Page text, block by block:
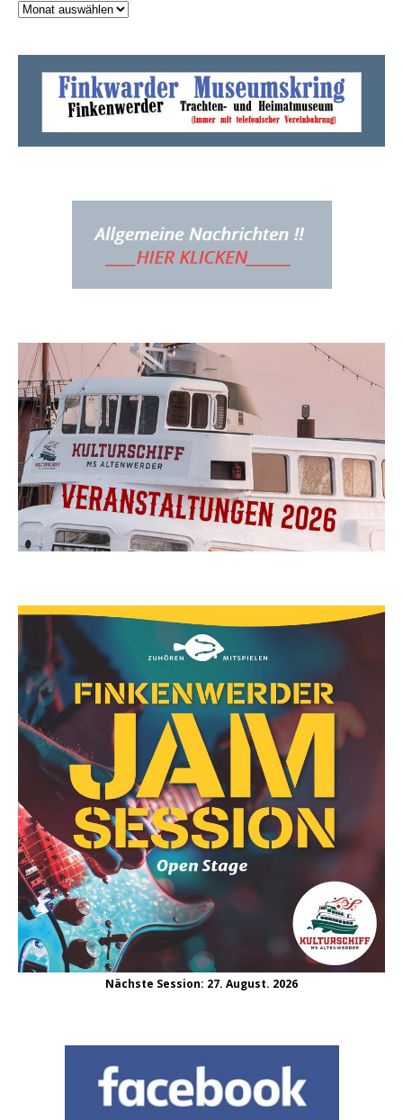
Nächste Session: 27. August. 2026